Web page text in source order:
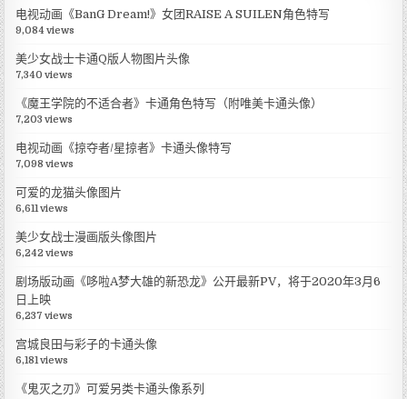
电视动画《BanG Dream!》女团RAISE A SUILEN角色特写
9,084 views
美少女战士卡通Q版人物图片头像
7,340 views
《魔王学院的不适合者》卡通角色特写（附唯美卡通头像）
7,203 views
电视动画《掠夺者/星掠者》卡通头像特写
7,098 views
可爱的龙猫头像图片
6,611 views
美少女战士漫画版头像图片
6,242 views
剧场版动画《哆啦A梦大雄的新恐龙》公开最新PV，将于2020年3月6
日上映
6,237 views
宫城良田与彩子的卡通头像
6,181 views
《鬼灭之刃》可爱另类卡通头像系列